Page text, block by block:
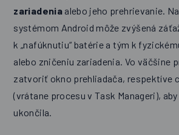
zariadeniaalebo jeho prehrievanie.
systémom Android môže zvýšená
k „nafúknutiu“ batérie a tým k
alebo zničeniu zariadenia. Vo väčšine
zatvoriť okno prehliadača, respektíve
(vrátane procesu v Task Manageri),
ukončila.